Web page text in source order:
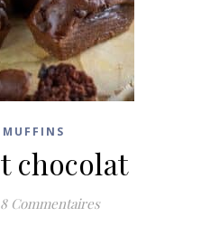
MUFFINS
chocolat
8 Commentaires